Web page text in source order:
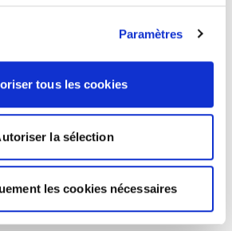
Paramètres
tous les cookies
la sélection
les cookies nécessaires